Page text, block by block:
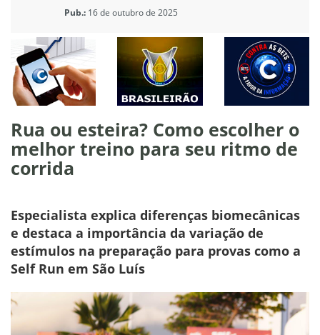
Pub.: 16 de outubro de 2025
Rua ou esteira? Como escolher o
melhor treino para seu ritmo de
corrida
Especialista explica diferenças biomecânicas
e destaca a importância da variação de
estímulos na preparação para provas como a
Self Run em São Luís